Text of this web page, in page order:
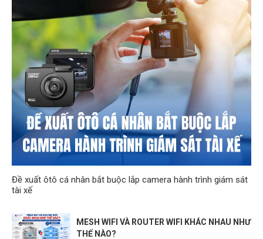
Đề xuất ôtô cá nhân bắt buộc lắp camera hành trình giám sát
tài xế
MESH WIFI VÀ ROUTER WIFI KHÁC NHAU NHƯ
THẾ NÀO?